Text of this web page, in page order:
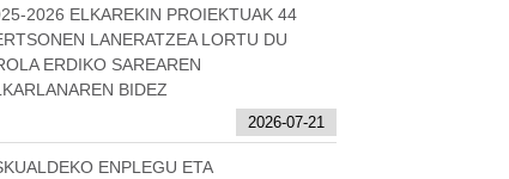
2026 ELKAREKIN PROIEKTUAK 44
LANERATZEA LORTU DU
ERDIKO SAREAREN
BIDEZ
2026-07-21
ENPLEGU ETA